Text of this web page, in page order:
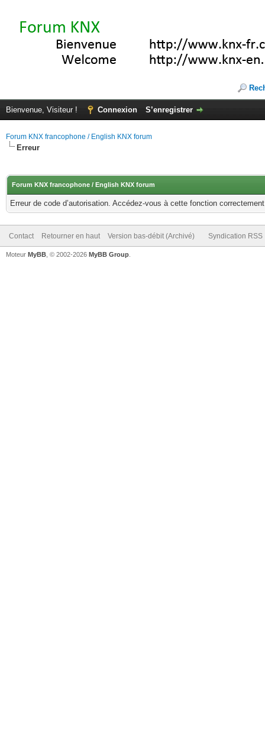
Bienvenue, Visiteur ! Connexion S’enregistrer
Forum KNX francophone / English KNX forum
Erreur
Forum KNX francophone / English KNX forum
Erreur de code d’autorisation. Accédez-vous à cette fonction
Contact Retourner en haut Version bas-débit (Archivé) Syndication RSS
Moteur MyBB , © 2002-2026 MyBB Group